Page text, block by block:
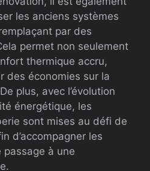
les anciens systèmes
par des
permet non seulement
thermique accru,
des économies sur la
plus, avec l’évolution
énergétique, les
sont mises au défi de
d’accompagner les
passage à une